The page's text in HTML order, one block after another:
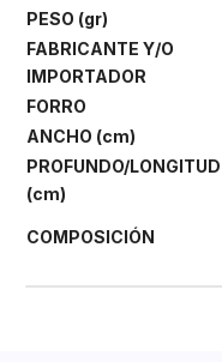
PESO (gr)
FABRICANTE Y/O
IMPORTADOR
FORRO
ANCHO (cm)
PROFUNDO/LONGITUD
(cm)
COMPOSICIÓN